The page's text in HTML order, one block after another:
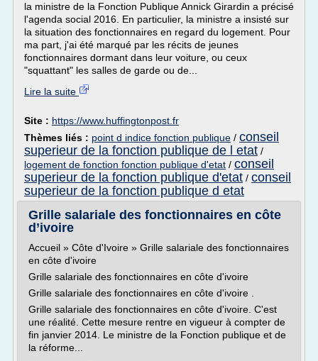
la ministre de la Fonction Publique Annick Girardin a précisé
l'agenda social 2016. En particulier, la ministre a insisté sur
la situation des fonctionnaires en regard du logement. Pour
ma part, j'ai été marqué par les récits de jeunes
fonctionnaires dormant dans leur voiture, ou ceux
"squattant" les salles de garde ou de...
Lire la suite
Site : https://www.huffingtonpost.fr
Thèmes liés : point d indice fonction publique / conseil
superieur de la fonction publique de l etat /
logement de fonction fonction publique d'etat / conseil
superieur de la fonction publique d'etat / conseil
superieur de la fonction publique d etat
Grille salariale des fonctionnaires en côte
d’ivoire
Accueil » Côte d'Ivoire » Grille salariale des fonctionnaires
en côte d'ivoire
Grille salariale des fonctionnaires en côte d'ivoire
Grille salariale des fonctionnaires en côte d'ivoire .
Grille salariale des fonctionnaires en côte d'ivoire. C'est
une réalité. Cette mesure rentre en vigueur à compter de
fin janvier 2014. Le ministre de la Fonction publique et de
la réforme...